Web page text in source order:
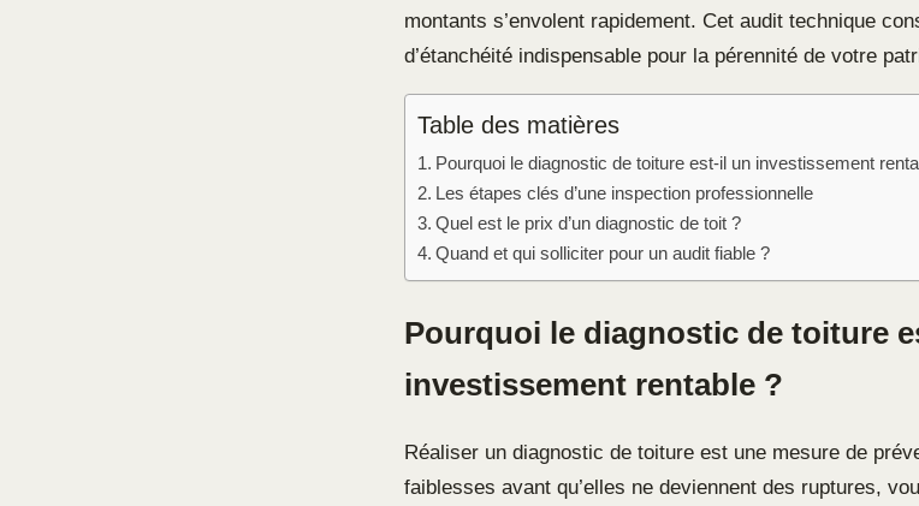
montants s’envolent rapidement. Cet audit technique
d’étanchéité indispensable pour la pérennité de votre
Table des matières
Pourquoi le diagnostic de toiture est-il un investissement
Les étapes clés d’une inspection professionnelle
Quel est le prix d’un diagnostic de toit ?
Quand et qui solliciter pour un audit fiable ?
Pourquoi le diagnostic de toiture
investissement rentable ?
Réaliser un diagnostic de toiture est une mesure de
faiblesses avant qu’elles ne deviennent des ruptures,